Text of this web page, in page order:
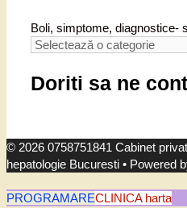
Boli, simptome, diagnostice-
Doriti sa ne
© 2026 0758751841 Cabinet
hepatologie Bucuresti • Powered
PROGRAMARECLINICA harta